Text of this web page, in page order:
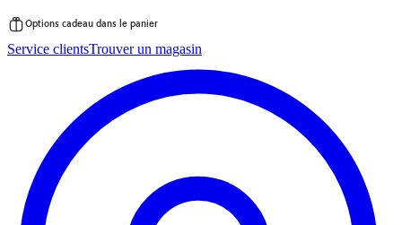
au
Options cadeau dans le panier
Service clientsTrouver un magasin